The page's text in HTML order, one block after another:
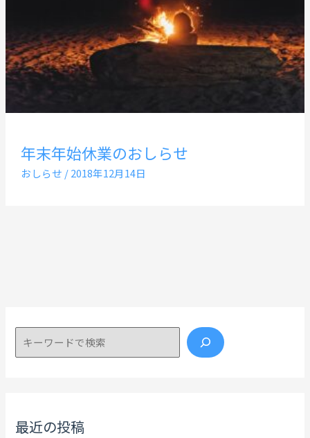
年末年始休業のおしらせ
おしらせ /2018年12月14日
検索
最近の投稿